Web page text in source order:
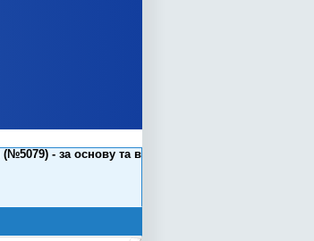
(№5079) - за основу та в